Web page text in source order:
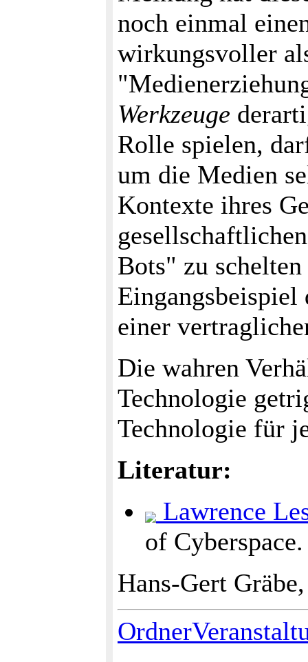
noch einmal
wirkungsvoller
Werkzeuge
Rolle spielen,
um die Medien
Kontexte ihres
Bots" zu
Eingangsbeispiel
einer
Die wahren
Technologie
Technologie für
Literatur:
Lawrence
of
Hans-Gert